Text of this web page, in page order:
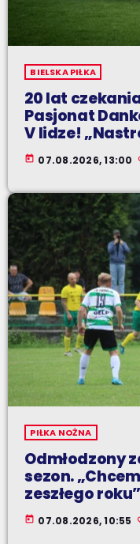
BIELSKA PIŁKA
20 lat
Pasjonat
V lidze!
today 07.08.2026, 13:00
PIŁKA NOŻNA
Odmłodzony
sezon.
zeszłego roku”
today 07.08.2026, 10:55